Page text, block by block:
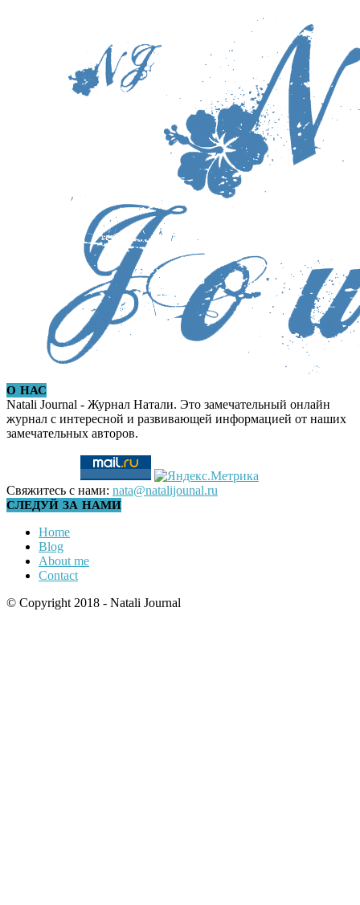
О НАС
Natali Journal - Журнал Натали. Это замечательный онлайн
журнал с интересной и развивающей информацией от наших
замечательных авторов.
Свяжитесь с нами: nata@natalijounal.ru
СЛЕДУЙ ЗА НАМИ
Home
Blog
About me
Contact
© Copyright 2018 - Natali Journal